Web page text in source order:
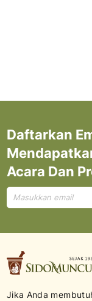
Daftarkan
Acara Dan
Mendaftar
untuk
Jika Anda